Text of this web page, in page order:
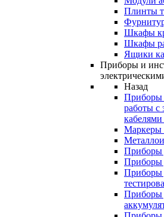
Плинты
Шкафы
Шкафы
Ящики
Приборы и
Назад
Приборы
работы с
кабелями
Маркеры
Приборы
Приборы
Приборы
Приборы